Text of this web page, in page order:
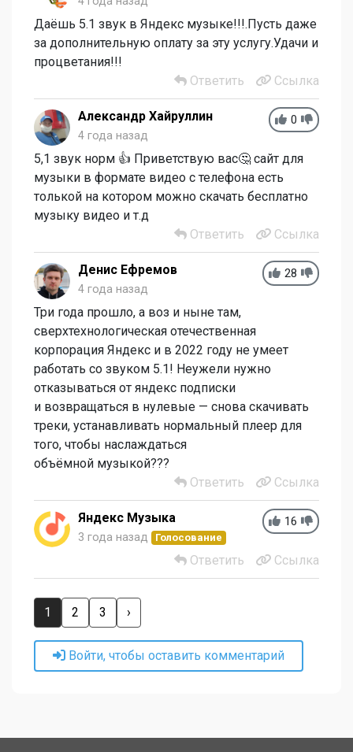
Даёшь 5.1 звук в Яндекс музыке!!!.Пусть даже
за дополнительную оплату за эту услугу.Удачи и
процветания!!!
Ответить
Ссылка
0
Александр Хайруллин
4 года назад
5,1 звук норм 👍 Приветствую вас🤔 сайт для
музыки в формате видео с телефона есть
толькой на котором можно скачать бесплатно
музыку видео и т.д
Ответить
Ссылка
28
Денис Ефремов
4 года назад
Три года прошло, а воз и ныне там,
сверхтехнологическая отечественная
корпорация Яндекс и в 2022 году не умеет
работать со звуком 5.1! Неужели нужно
отказываться от яндекс подписки
и возвращаться в нулевые — снова скачивать
треки, устанавливать нормальный плеер для
того, чтобы наслаждаться
объёмной музыкой???
Ответить
Ссылка
16
Яндекс Музыка
3 года назад Голосование
Ответить Ссылка
1 2 3 ›
Войти, чтобы оставить комментарий